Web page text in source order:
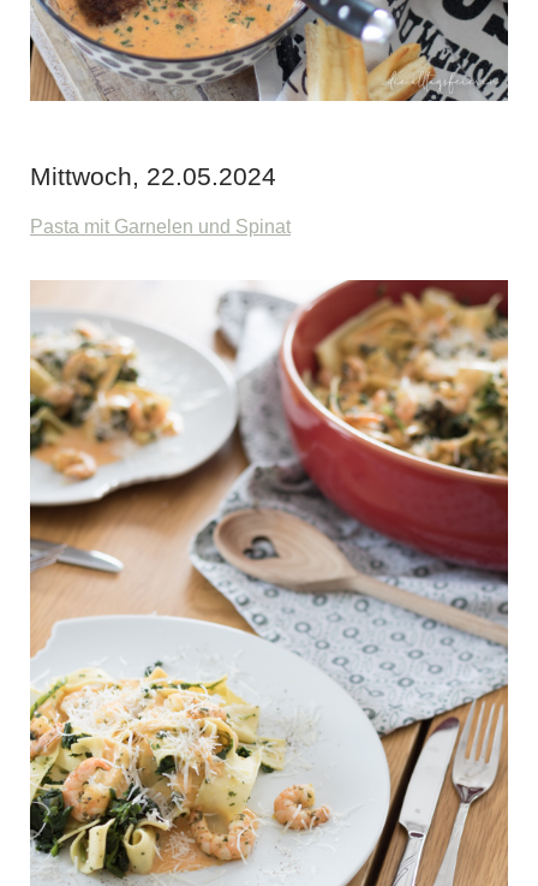
Mittwoch, 22.05.2024
Pasta mit Garnelen und Spinat